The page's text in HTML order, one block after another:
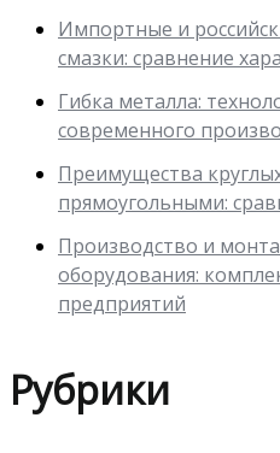
Импортные и
смазки: сравнение
Гибка металла:
современного
Преимущества
прямоугольными:
Производство и
оборудования:
предприятий
Рубрики